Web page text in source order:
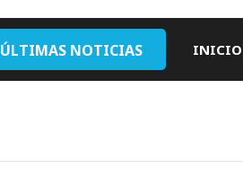
ÚLTIMAS NOTICIAS INICIO